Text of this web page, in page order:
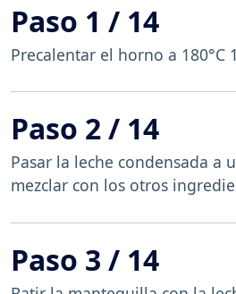
Paso 1 / 14
Precalentar el horno a 180°C
Paso 2 / 14
Pasar la leche condensada a
mezclar con los otros
Paso 3 / 14